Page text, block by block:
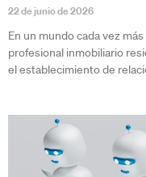
22 de junio de 2026
En un mundo cada vez
profesional inmobiliario
el establecimiento de